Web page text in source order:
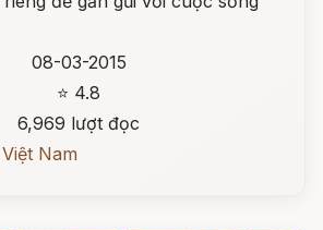
08-03-2015
⭐ 4.8
6,969 lượt đọc
Nam